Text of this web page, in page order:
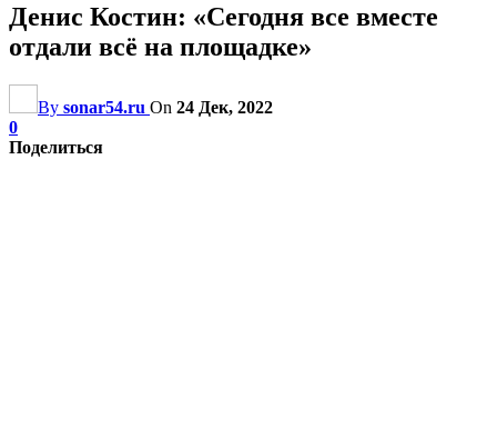
Денис Костин: «Сегодня все вместе
отдали всё на площадке»
By sonar54.ru On 24 Дек, 2022
0
Поделиться